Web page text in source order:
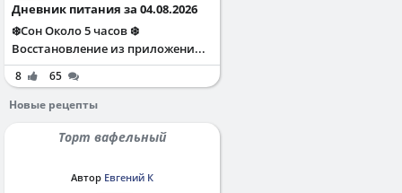
Дневник питания за 04.08.2026
❄️Сон Около 5 часов ❄️
Восстановление из приложени...
8
65
Новые рецепты
Торт вафельный
Автор Евгений К